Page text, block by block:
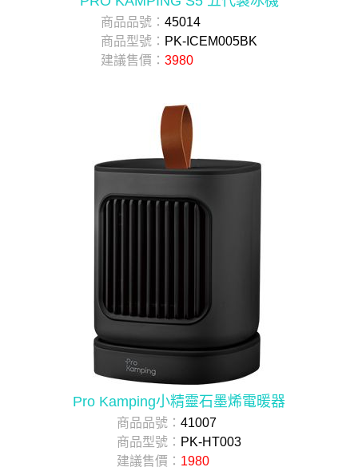
商品品號： 45014
商品型號： PK-ICEM005BK
建議售價： 3980
Pro Kamping小精靈石墨烯電暖器
商品品號： 41007
商品型號： PK-HT003
建議售價： 1980